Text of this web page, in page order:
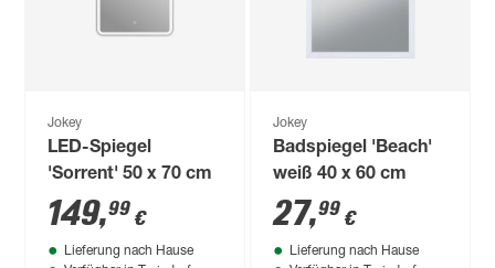
Jokey
LED-Spiegel
'Sorrent' 50 x 70 cm
149,99 €
Lieferung nach Hause
Jokey
Badspiegel 'Beach'
weiß 40 x 60 cm
27,99 €
Lieferung nach Hause